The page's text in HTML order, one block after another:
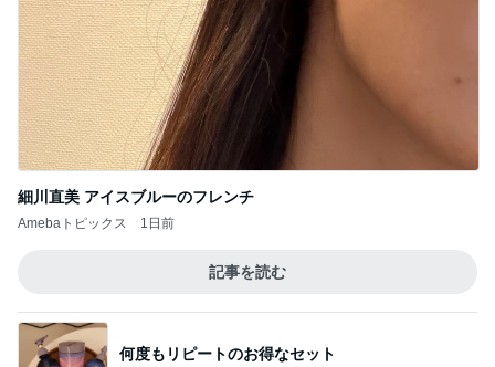
Amebaトピックス 1日前
記事を読む
何度もリピートのお得なセット
Amebaトピックス
Amebaトピックス 2日前
若乃花 今日の堅忍不抜の気持ち